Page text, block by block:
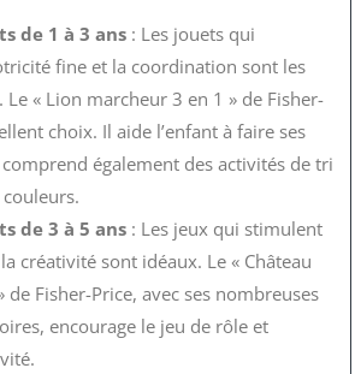
de 1 à 3 ans: Les jouets qui
fine et la coordination sont les
« Lion marcheur 3 en 1 » de Fisher-
choix. Il aide l’enfant à faire ses
également des activités de tri
de 3 à 5 ans: Les jeux qui stimulent
créativité sont idéaux. Le « Château
de Fisher-Price, avec ses nombreuses
encourage le jeu de rôle et